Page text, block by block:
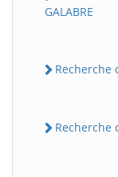
GALABRE
Recherche
Recherche